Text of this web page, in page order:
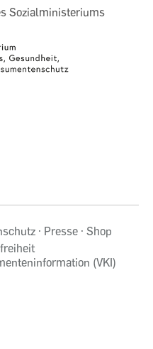
Sozialministeriums
Presse
Shop
(VKI)